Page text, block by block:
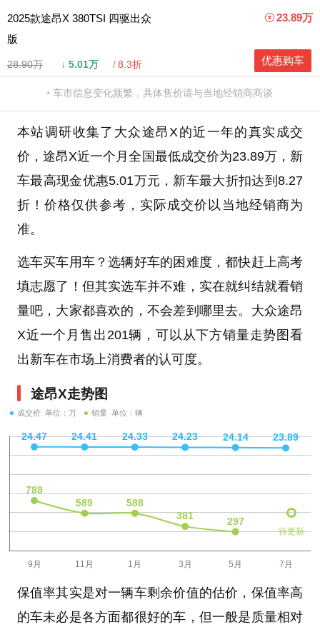
2025款途昂X 380TSI 四驱出众
版
28.90万 ↓ 5.01万 8.3折
23.89万
优惠购车
车市信息变化频繁，具体售价请与当地经销商商谈
本站调研收集了大众途昂X的近一年的真实成交
价，途昂X近一个月全国最低成交价为23.89万，新
车最高现金优惠5.01万元，新车最大折扣达到8.27
折！价格仅供参考，实际成交价以当地经销商为
准。
选车买车用车？选辆好车的困难度，都快赶上高考
填志愿了！但其实选车并不难，实在就纠结就看销
量吧，大家都喜欢的，不会差到哪里去。大众途昂
X近一个月售出201辆，可以从下方销量走势图看
出新车在市场上消费者的认可度。
途昂X走势图
成交价 单位：万 销量 单位：辆
待更新
保值率其实是对一辆车剩余价值的估价，保值率高
的车未必是各方面都很好的车，但一般是质量相对